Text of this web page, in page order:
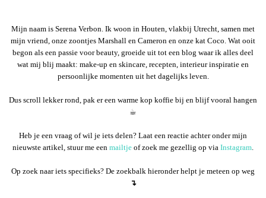
Mijn naam is Serena Verbon. Ik woon in Houten, vlakbij Utrecht, samen met
mijn vriend, onze zoontjes Marshall en Cameron en onze kat Coco. Wat ooit
begon als een passie voor beauty, groeide uit tot een blog waar ik alles deel
wat mij blij maakt: make-up en skincare, recepten, interieur inspiratie en
persoonlijke momenten uit het dagelijks leven.
Dus scroll lekker rond, pak er een warme kop koffie bij en blijf vooral hangen
☕︎
Heb je een vraag of wil je iets delen? Laat een reactie achter onder mijn
nieuwste artikel, stuur me een mailtje of zoek me gezellig op via Instagram
Op zoek naar iets specifieks? De zoekbalk hieronder helpt je meteen op weg
↴